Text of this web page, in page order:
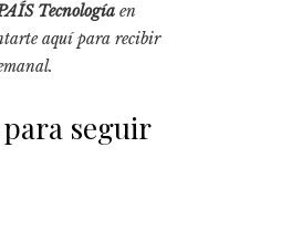
Tecnología en
aquí para recibir
.
seguir